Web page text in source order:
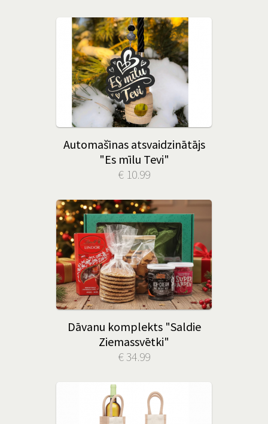
Automašīnas atsvaidzinātājs
"Es mīlu Tevi"
€ 10.99
Dāvanu komplekts "Saldie
Ziemassvētki"
€ 34.99